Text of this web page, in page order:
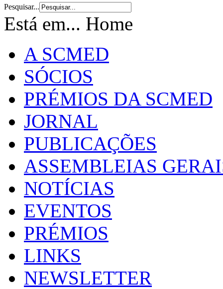
Pesquisar...
Está em... Home
A SCMED
SÓCIOS
PRÉMIOS DA SCMED
JORNAL
PUBLICAÇÕES
ASSEMBLEIAS
NOTÍCIAS
EVENTOS
PRÉMIOS
LINKS
NEWSLETTER